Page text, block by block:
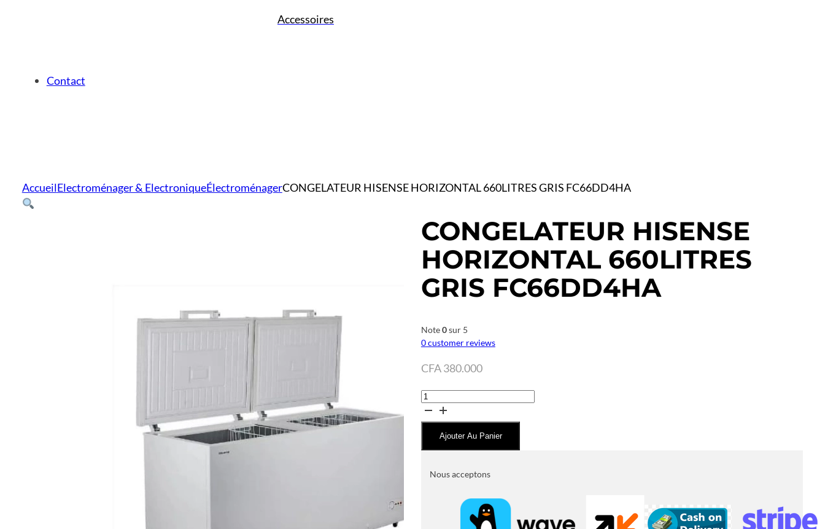
Accessoires
Contact
AccueilElectroménager & ElectroniqueÉlectroménagerCONGELATEUR HISENSE HORIZONTAL 660LITRES GRIS FC66DD4HA
CONGELATEUR HISENSE
HORIZONTAL 660LITRES
GRIS FC66DD4HA
Note0sur 5
0customer reviews
CFA380.000
quantité
de
CONGELATEUR
HISENSE
660LITRES
FC66DD4HA
Ajouter Au Panier
Nous acceptons